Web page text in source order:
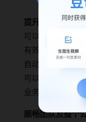
提升管理层的考
可以实时一目了
有效地进行全面
自动化，手动输
可以将大量花费
业务，实现生产
顺畅团队及整个